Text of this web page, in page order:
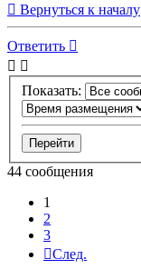
Вернуться к началу
Ответить
Показать:
44 сообщения
1
2
3
След.